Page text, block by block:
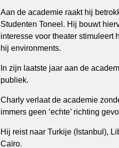
Aan de academie raakt hij
Studenten Toneel. Hij bouwt
interesse voor theater stimuleert
hij environments.
In zijn laatste jaar aan de
publiek.
Charly verlaat de academie
immers geen ‘echte’ richting
Hij reist naar Turkije (Istanbul),
Caïro.